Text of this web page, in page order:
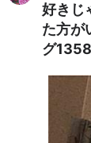
好きじ
た方がいい
グ